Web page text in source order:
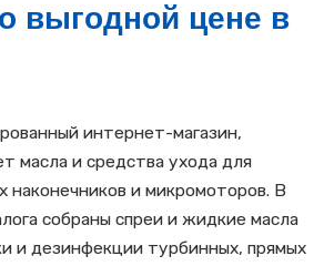
выгодной цене в
интернет-магазин,
масла и средства ухода для
наконечников и микромоторов. В
собраны спреи и жидкие масла
и дезинфекции турбинных, прямых